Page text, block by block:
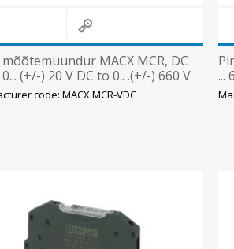
MACX MCR, DC
(+/-) 20 V DC to 0.. .(+/-) 660 V
signal (+/-)
code: MACX MCR-VDC
...